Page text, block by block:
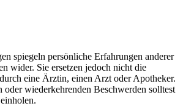
spiegeln persönliche Erfahrungen anderer
wider. Sie ersetzen jedoch nicht die
eine Ärztin, einen Arzt oder Apotheker.
oder wiederkehrenden Beschwerden solltest